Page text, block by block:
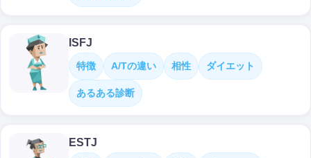
ISFJ
特徴 A/Tの違い 相性 ダイエット
あるある診断
ESTJ